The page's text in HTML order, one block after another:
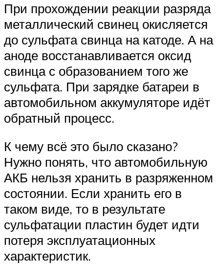
При прохождении реакции разряда
металлический свинец окисляется
до сульфата свинца на катоде. А на
аноде восстанавливается оксид
свинца с образованием того же
сульфата. При зарядке батареи в
автомобильном аккумуляторе идёт
обратный процесс.
К чему всё это было сказано?
Нужно понять, что автомобильную
АКБ нельзя хранить в разряженном
состоянии. Если хранить его в
таком виде, то в результате
сульфатации пластин будет идти
потеря эксплуатационных
характеристик.